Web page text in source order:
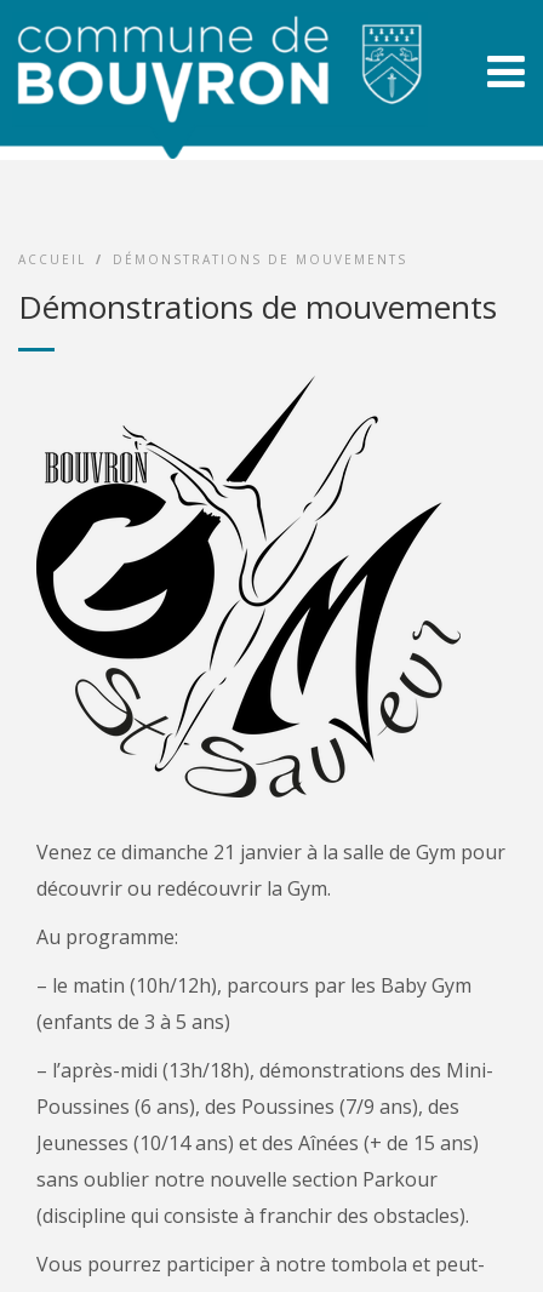
ACCUEIL / DÉMONSTRATIONS DE MOUVEMENTS
Démonstrations de mouvements
Venez ce dimanche 21 janvier à la salle de Gym pour
découvrir ou redécouvrir la Gym.
Au programme:
– le matin (10h/12h), parcours par les Baby Gym
(enfants de 3 à 5 ans)
– l’après-midi (13h/18h), démonstrations des Mini-
Poussines (6 ans), des Poussines (7/9 ans), des
Jeunesses (10/14 ans) et des Aînées (+ de 15 ans)
sans oublier notre nouvelle section Parkour
(discipline qui consiste à franchir des obstacles).
Vous pourrez participer à notre tombola et peut-